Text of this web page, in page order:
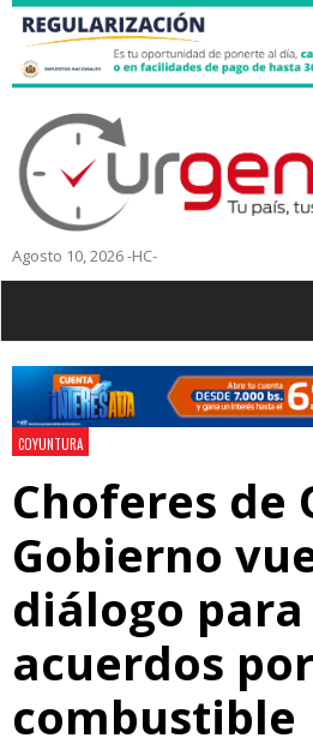
Agosto 10, 2026 -HC-
COYUNTURA
Choferes de
Gobierno
diálogo
acuerdos
combustible